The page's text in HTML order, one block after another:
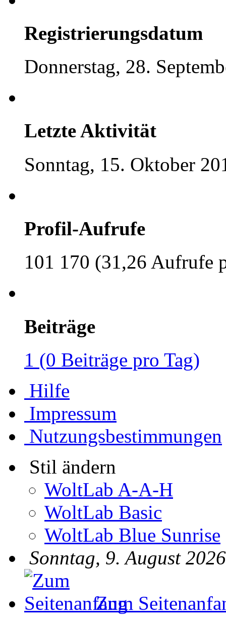
Registrierungsdatum
Donnerstag, 28.
Letzte Aktivität
Sonntag, 15. Oktober
Profil-Aufrufe
101 170 (31,26 Aufrufe
Beiträge
1 (0 Beiträge pro Tag)
Hilfe
Impressum
Nutzungsbestimmungen
Stil ändern
WoltLab A-A-H
WoltLab Basic
WoltLab Blue Sunrise
Sonntag, 9. August
Zum